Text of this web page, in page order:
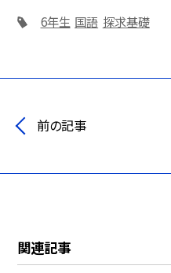
6年生 国語 探求基礎
前の記事
関連記事